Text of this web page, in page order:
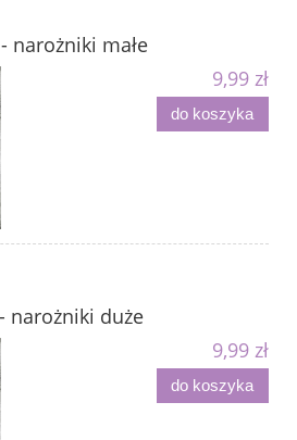
narożniki małe
9,99 zł
do koszyka
narożniki duże
9,99 zł
do koszyka